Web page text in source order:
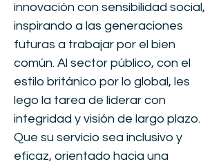
innovación con sensibilidad social,
inspirando a las generaciones
futuras a trabajar por el bien
común. Al sector público, con el
estilo británico por lo global, les
lego la tarea de liderar con
integridad y visión de largo plazo.
Que su servicio sea inclusivo y
eficaz, orientado hacia una